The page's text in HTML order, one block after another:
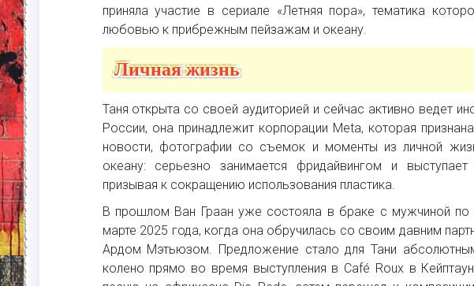
приняла участие в сериале «Летняя пора», тематика
любовью к прибрежным пейзажам и океану.
Личная жизнь
Таня открыта со своей аудиторией и сейчас активно ведет
России, она принадлежит корпорации Meta, которая
новости, фотографии со съемок и моменты из личной
океану: серьезно занимается фридайвингом и
призывая к сокращению использования пластика.
В прошлом Ван Граан уже состояла в браке с мужчиной по
марте 2025 года, когда она обручилась со своим давним
Ардом Мэтьюзом. Предложение стало для Тани
колено прямо во время выступления в Café Roux в